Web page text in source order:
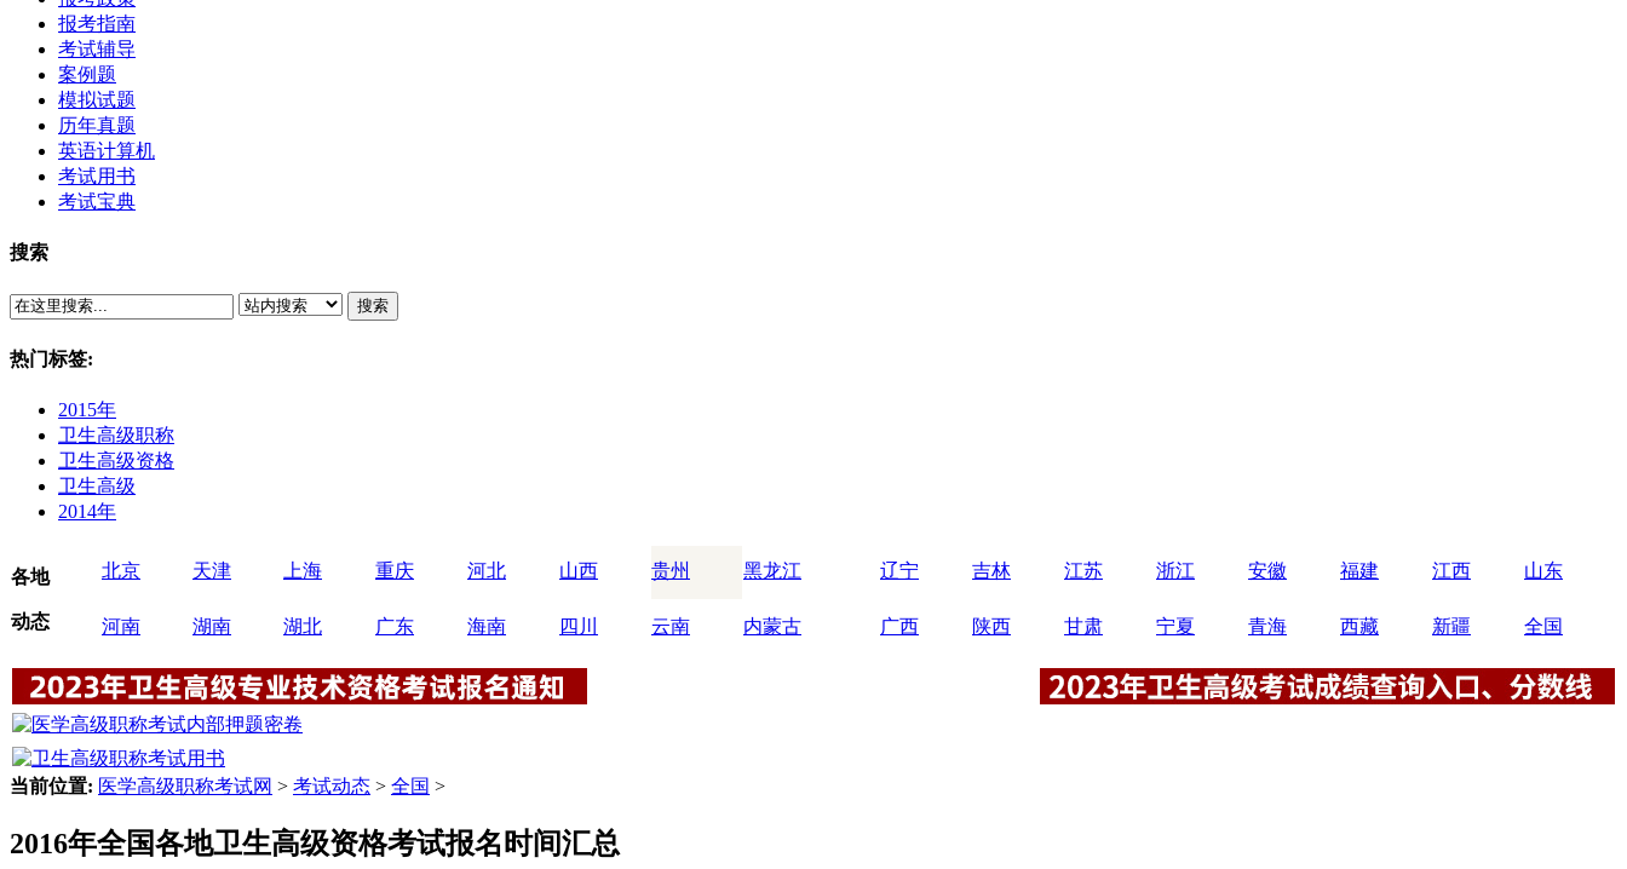
报考指南
考试辅导
案例题
模拟试题
历年真题
英语计算机
考试用书
考试宝典
搜索
搜索
热门标签:
2015年
卫生高级职称
卫生高级资格
卫生高级
2014年
各地
动态
北京 天津 上海 重庆 河北 山西 贵州 黑龙江 辽宁 吉林 江苏 浙江 安徽 福建 江西 山东
河南 湖南 湖北 广东 海南 四川 云南 内蒙古 广西 陕西 甘肃 宁夏 青海 西藏 新疆 全国
当前位置: 医学高级职称考试网 > 考试动态 > 全国 >
2016年全国各地卫生高级资格考试报名时间汇总